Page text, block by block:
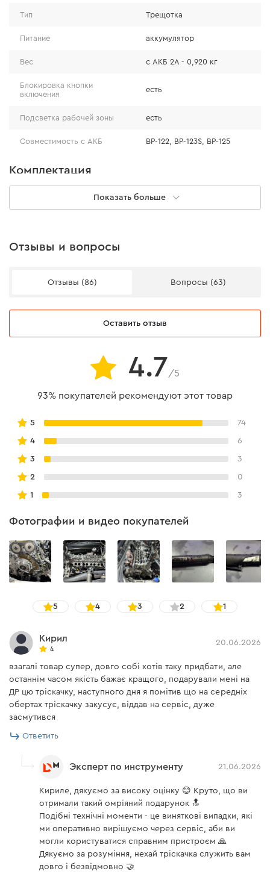
позволяет работать в местах с ограниченным
вращения.
Эргономика и комфорт
Возможность заблокировать кнопку от
случайного включения
Тип Трещотка
Питание аккумулятор
Вес с АКБ 2А - 0,920 кг
Блокировка кнопки
включения
есть
Подсветка рабочей зоны есть
Совместимость с АКБ BP-122, BP-123S, BP-125
Комплектация
Аккумуляторная батарея нет
Зарядное устройство
Инструкция пользователя
Скачать инструкцию
Показать больше
Отзывы и вопросы
Отзывы (86) Вопросы (63)
Оставить отзыв
4.7/5
93% покупателей рекомендуют этот товар
5 74
4 6
3 3
2 0
1 3
Фотографии и видео покупателей
5 4 3 2 1
Кирил
4
20.06.2026
взагалі товар супер, довго собі хотів таку придбати, але
останнім часом якість бажає кращого, подарували мені на
ДР цю тріскачку, наступного дня я помітив що на середніх
обертах тріскачку закусує, віддав на сервіс, дуже
засмутився
Ответить
Эксперт по инструменту 21.06.2026
Кириле, дякуємо за високу оцінку 😊 Круто, що ви
отримали такий омріяний подарунок 🔝
Подібні технічні моменти - це виняткові випадки, які
ми оперативно вирішуємо через сервіс, аби ви
могли користуватися справним пристроєм 🙏
Дякуємо за розуміння, нехай тріскачка служить вам
довго і безвідмовно 🤝